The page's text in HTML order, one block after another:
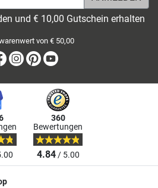
und € 10,00 Gutschein erhalten
von € 50,00
Facebook
Instagram
Pinterest
360
Bewertungen
4.84/ 5.00